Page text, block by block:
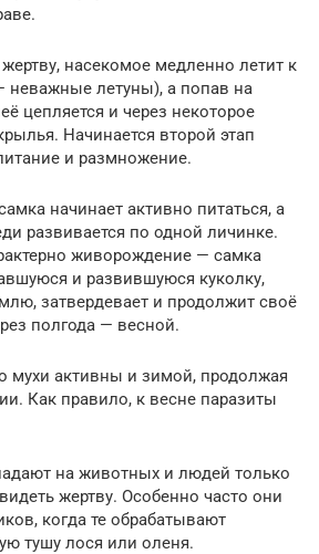
насекомое медленно летит к
неважные летуны), а попав на
цепляется и через некоторое
Начинается второй этап
и размножение.
начинает активно питаться, а
развивается по одной личинке.
живорождение — самка
и развившуюся куколку,
затвердевает и продолжит своё
полгода — весной.
мухи активны и зимой, продолжая
Как правило, к весне паразиты
на животных и людей только
жертву. Особенно часто они
когда те обрабатывают
тушу лося или оленя.